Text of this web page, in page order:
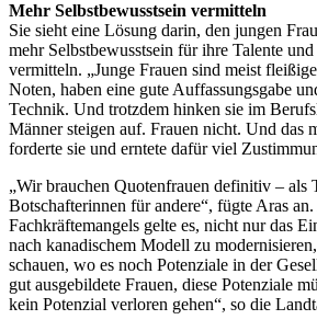
Mehr Selbstbewusstsein vermitteln
Sie sieht eine Lösung darin, den jungen
mehr Selbstbewusstsein für ihre Talente
vermitteln. „Junge Frauen sind meist
Noten, haben eine gute Auffassungsgabe
Technik. Und trotzdem hinken sie im
Männer steigen auf. Frauen nicht. Und das
forderte sie und erntete dafür viel
„Wir brauchen Quotenfrauen definitiv – als
Botschafterinnen für andere“, fügte Aras
Fachkräftemangels gelte es, nicht nur das
nach kanadischem Modell zu
schauen, wo es noch Potenziale in der
gut ausgebildete Frauen, diese Potenziale
kein Potenzial verloren gehen“, so die